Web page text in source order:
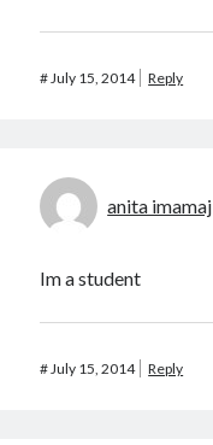
#July 15, 2014 Reply
anita imamaj
Im a student
#July 15, 2014 Reply